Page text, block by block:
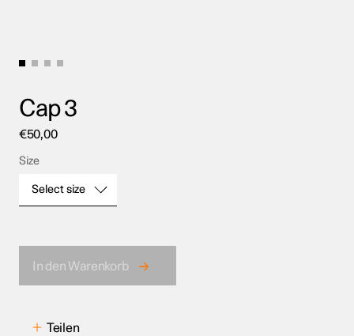
Cap 3
€50,00
Size
Select size
In den Warenkorb
Teilen